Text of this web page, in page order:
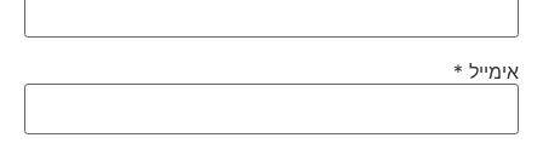
אימייל*